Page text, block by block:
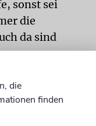
sonst sei
die
da sind
mit den
einer
die
finden